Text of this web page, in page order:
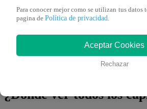
preocupado por la presentación
cerramos y luego lo acomodamos”
¿Lograrán salvar su plato a
Chef Famosos: Pericotitosy
¿Dónde ver todos los
Para conocer mejor como se utilizan tus datos
pagina de Política de privacidad.
Aceptar Cookies
Rechazar